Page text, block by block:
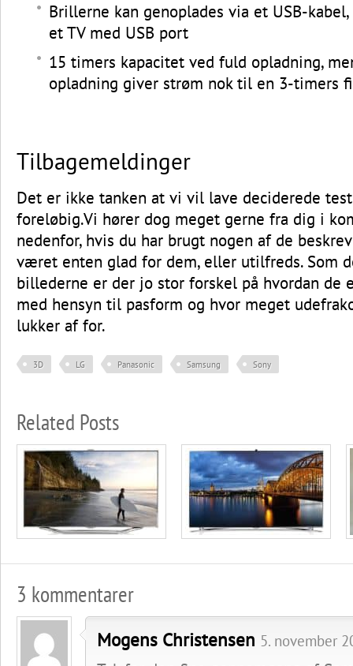
Brillerne kan genoplades via et USB-
et TV med USB port
15 timers kapacitet ved fuld opladning,
opladning giver strøm nok til en 3-timers
Tilbagemeldinger
Det er ikke tanken at vi vil lave deciderede
foreløbig.Vi hører dog meget gerne fra dig i
nedenfor, hvis du har brugt nogen af de
været enten glad for dem, eller utilfreds. Som
billederne er der jo stor forskel på hvordan de
med hensyn til pasform og hvor meget
lukker af for.
3D LG Panasonic Samsung Sony
Related Posts
3 kommentarer
Mogens Christensen 5. november